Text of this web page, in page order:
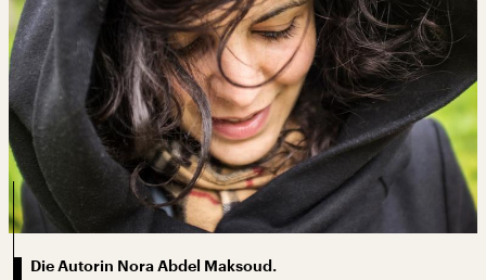
Die Autorin Nora Abdel Maksoud.